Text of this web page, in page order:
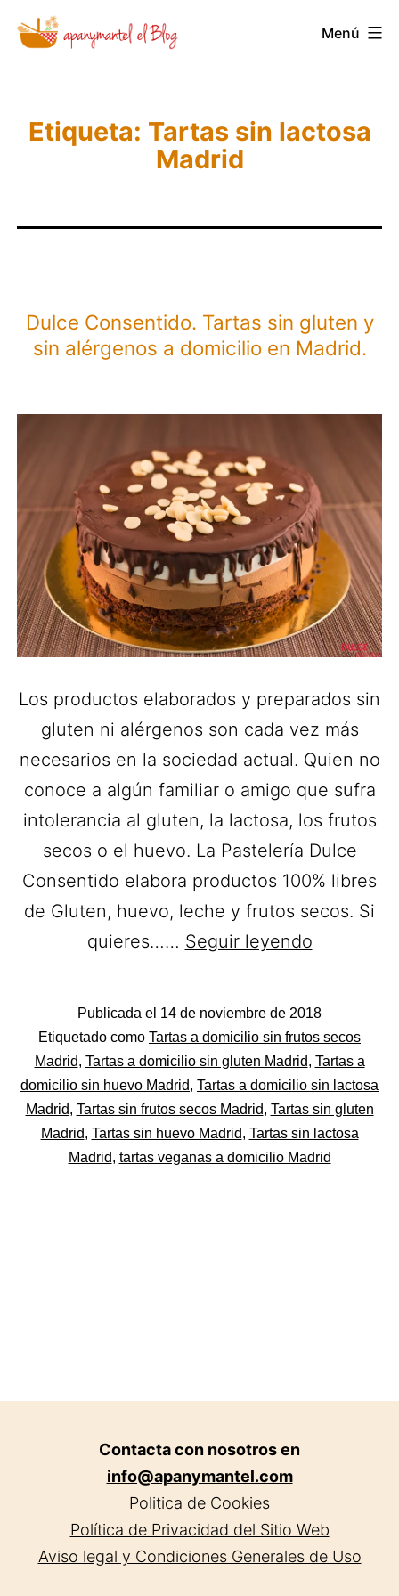
Saltar
Novedades
de
Menú
Etiqueta: Tartas sin lactosa
Madrid
Dulce Consentido. Tartas sin gluten y
sin alérgenos a domicilio en Madrid.
Los productos elaborados y preparados sin
gluten ni alérgenos son cada vez más
necesarios en la sociedad actual. Quien no
conoce a algún familiar o amigo que sufra
intolerancia al gluten, la lactosa, los frutos
secos o el huevo. La Pastelería Dulce
Consentido elabora productos 100% libres
de Gluten, huevo, leche y frutos secos. Si
quieres…… Seguir leyendoDulce
sin
gluten
y
sin
alérgenos
Publicada el 14 de noviembre de 2018
Categorizado
como
Pastelerías
Asociadas
Apanymantel
Etiquetado como Tartas a domicilio sin frutos secos
Madrid, Tartas a domicilio sin gluten Madrid, Tartas a
domicilio sin huevo Madrid, Tartas a domicilio sin lactosa
Madrid, Tartas sin frutos secos Madrid, Tartas sin gluten
Madrid, Tartas sin huevo Madrid, Tartas sin lactosa
Madrid, tartas veganas a domicilio Madrid
Contacta con nosotros en
info@apanymantel.com
Politica de Cookies
Política de Privacidad del Sitio Web
Aviso legal y Condiciones Generales de Uso